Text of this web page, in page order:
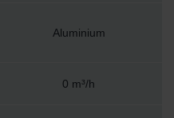
Aluminium
0 m³/h